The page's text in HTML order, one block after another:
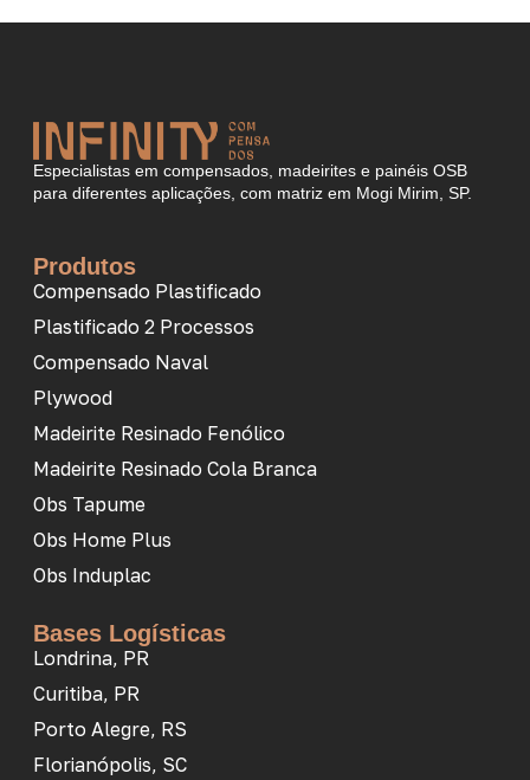
Especialistas em compensados, madeirites e painéis OSB
para diferentes aplicações, com matriz em Mogi Mirim, SP.
Produtos
Compensado Plastificado
Plastificado 2 Processos
Compensado Naval
Plywood
Madeirite Resinado Fenólico
Madeirite Resinado Cola Branca
Obs Tapume
Obs Home Plus
Obs Induplac
Bases Logísticas
Londrina, PR
Curitiba, PR
Porto Alegre, RS
Florianópolis, SC